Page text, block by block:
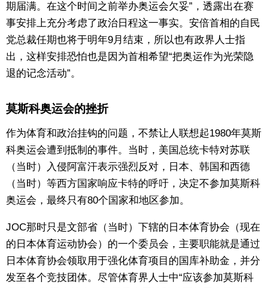
期届满。在这个时间之前举办奥运会欠妥”，透露出在赛
事安排上充分考虑了政治日程这一事实。安倍首相的自民
党总裁任期也将于明年9月结束，所以也有政界人士指
出，这样安排恐怕也是因为首相希望“把奥运作为光荣隐
退的记念活动”。
莫斯科奥运会的挫折
作为体育和政治挂钩的问题，不禁让人联想起1980年莫斯
科奥运会遭到抵制的事件。当时，美国总统卡特对苏联
（当时）入侵阿富汗表示强烈反对，日本、韩国和西德
（当时）等西方国家响应卡特的呼吁，决定不参加莫斯科
奥运会，最终只有80个国家和地区参加。
JOC那时只是文部省（当时）下辖的日本体育协会（现在
的日本体育运动协会）的一个委员会，主要职能就是通过
日本体育协会领取用于强化体育项目的国库补助金，并分
发至各个竞技团体。尽管体育界人士中“应该参加莫斯科